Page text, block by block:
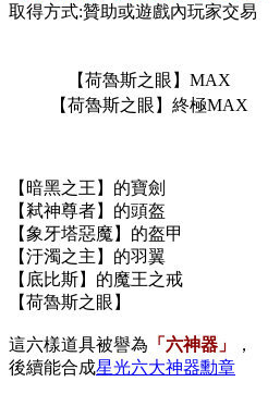
取得方式:贊助或遊戲內玩家交易
【荷魯斯之眼】MAX
【荷魯斯之眼】終極MAX
【暗黑之王】的寶劍
【弒神尊者】的頭盔
【象牙塔惡魔】的盔甲
【汙濁之主】的羽翼
【底比斯】的魔王之戒
【荷魯斯之眼 】
這六樣道具被譽為 「六神器」
，
後續能合成星光六大神器勳章